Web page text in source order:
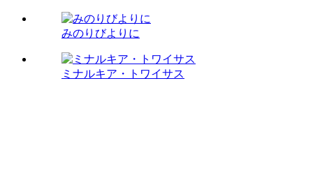
みのりびよりに
ミナルキア・トワイサス